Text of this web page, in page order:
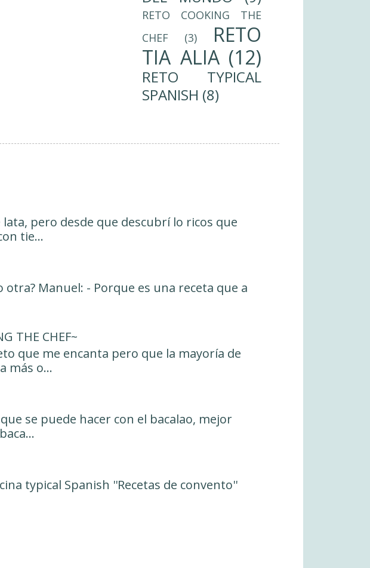
RETO COOKING THE
CHEF
(3)
RETO
TIA ALIA (12)
RETO TYPICAL
SPANISH (8)
pero desde que descubrí lo ricos que
tie...
Manuel: - Porque es una receta que a
THE CHEF~
que me encanta pero que la mayoría de
más o...
se puede hacer con el bacalao, mejor
typical Spanish ''Recetas de convento''